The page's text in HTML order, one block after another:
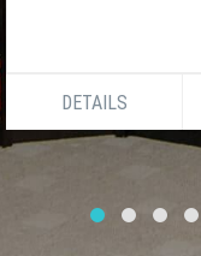
DETAILS